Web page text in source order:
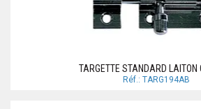
TARGETTE STANDARD LAITON
Réf.: TARG194AB